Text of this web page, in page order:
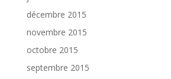
décembre 2015
novembre 2015
octobre 2015
septembre 2015